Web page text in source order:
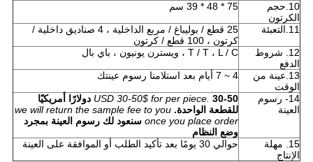
10.حجم
الكرتون
75 * 48 * 39 سم
11.التعبئة
25 قطع / بوليباغ / مربع الداخلية ، 4 صناديق داخلية /
كرتون ، 100 قطع / كرتون
12. شروط
الدفع
T / T ، L / C ، ويسترن يونيون ، باي بال
13.عينة من
الوقت
4 ~ 7 أيام بعد استلامنا رسوم عينتك
14- رسوم
العينة
USD 30-50$ for per piece. 30-50 دولارًا أمريكيًا
للقطعة الواحدة. we will return the sample fee to you
once you place order سنعود لك رسوم العينة بمجرد
وضع النظام
15. مهلة
الإنتاج
حوالي 30 يومًا بعد تأكيد الطلب أو الموافقة على العينة